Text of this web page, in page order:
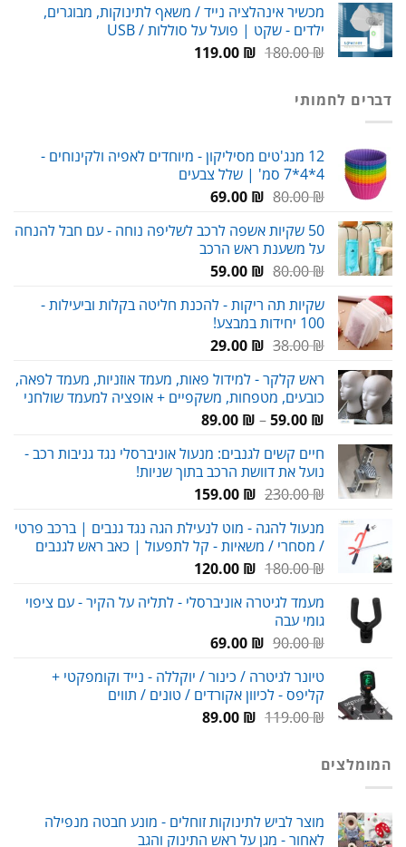
היה:
150.00 ₪.
הוא:
99.00 ₪.
מכשיר אינהלציה נייד / משאף לתינוקות, מבוגרים,
ילדים - שקט | פועל על סוללות / USB
180.00₪
המחיר119.00 ₪
המחיר
דברים לחמותי
12 מנג'טים מסיליקון - מיוחדים לאפיה ולקינוחים -
4*4*7 סמ' | שלל צבעים
80.00₪
המחיר
היה:
80.00 ₪.
69.00 ₪
המחיר
הוא:
69.00 ₪.
50 שקיות אשפה לרכב לשליפה נוחה - עם חבל להנחה
על משענת ראש הרכב
80.00₪
המחיר
היה:
80.00 ₪.
59.00 ₪
המחיר
הוא:
שקיות תה ריקות - להכנת חליטה בקלות וביעילות -
100 יחידות במבצע!
38.00₪
המחיר
היה:
38.00 ₪.
29.00 ₪
המחיר
הוא:
29.00 ₪.
ראש קלקר - למידול פאות, מעמד אוזניות, מעמד לפאה,
כובעים, מטפחות, משקפיים + אופציה למעמד שולחני
59.00 ₪
–
89.00 ₪
טווח
עד
חיים קשים לגנבים: מנעול אוניברסלי נגד גניבות רכב -
נועל את דוושת הרכב בתוך שניות!
230.00₪
המחיר
היה:
230.00 ₪.
159.00 ₪
המחיר
הוא:
159.00 ₪.
מנעול להגה - מוט לנעילת הגה נגד גנבים | ברכב פרטי
/ מסחרי / משאיות - קל לתפעול | כאב ראש לגנבים
180.00₪
המחיר
היה:
120.00 ₪
המחיר
הוא:
מעמד לגיטרה אוניברסלי - לתליה על הקיר - עם ציפוי
גומי עבה
90.00₪
המחיר
היה:
90.00 ₪.
69.00 ₪
המחיר
הוא:
69.00 ₪.
טיונר לגיטרה / כינור / יוקללה - נייד וקומפקטי +
קליפס - לכיוון אקורדים / טונים / תווים
119.00₪
המחיר89.00 ₪
המחיר
המומלצים
מוצר לביש לתינוקות זוחלים - מונע חבטה מנפילה
לאחור - מגן על ראש התינוק והגב